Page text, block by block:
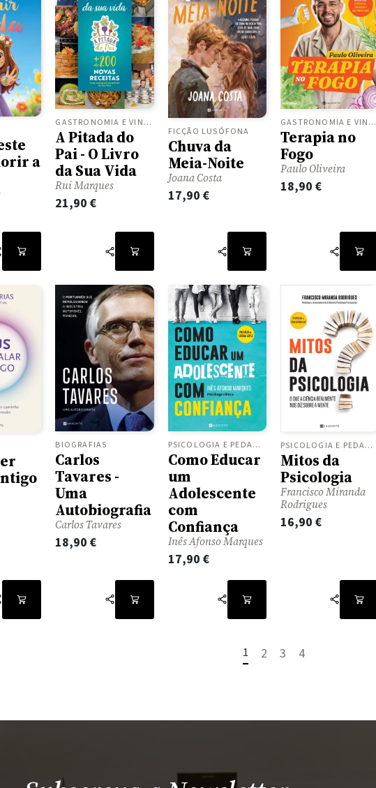
a
GASTRONOMIA E VINHOS
A Pitada do
Pai - O Livro
da Sua Vida
Rui Marques
21,90€
FICÇÃO LUSÓFONA
Chuva da
Meia-Noite
Joana Costa
17,90 €
GASTRONOMIA E VINHOS
Terapia no
Fogo
Paulo Oliveira
18,90 €
BIOGRAFIAS
Carlos
Tavares -
Uma
Autobiografia
Carlos Tavares
18,90€
PSICOLOGIA E PEDAGOGIA
Como Educar
um
Adolescente
com
Confiança
Inês Afonso Marques
17,90 €
PSICOLOGIA E PEDAGOGIA
Mitos da
Psicologia
Francisco Miranda
Rodrigues
16,90 €
1 2 3 4